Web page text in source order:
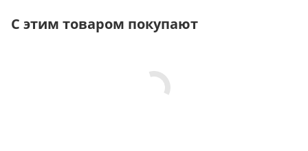
С этим товаром покупают